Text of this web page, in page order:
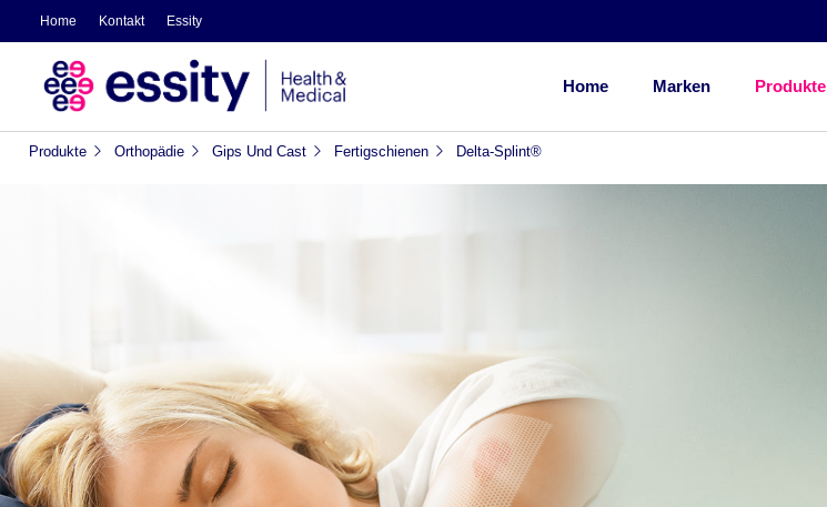
Home Kontakt Essity
Home Marken Produkte
Produkte Orthopädie Gips Und Cast Fertigschienen Delta-Splint®